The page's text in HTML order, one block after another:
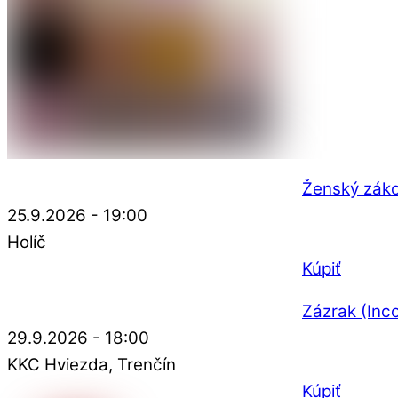
Ženský
25.9.2026 - 19:00
Holíč
Kúpiť
Zázrak
29.9.2026 - 18:00
KKC Hviezda Trenčín
Kúpiť